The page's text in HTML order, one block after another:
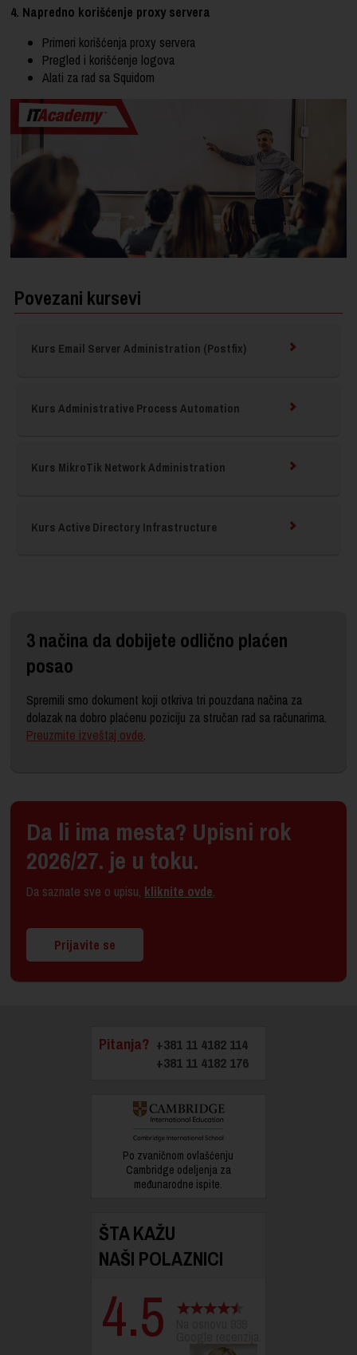
4. Napredno korišćenje proxy servera
Primeri korišćenja proxy servera
Pregled i korišćenje logova
Alati za rad sa Squidom
Povezani kursevi
Kurs Email Server Administration (Postfix)
Kurs Administrative Process Automation
Kurs MikroTik Network Administration
Kurs Active Directory Infrastructure
3 načina da dobijete odlično plaćen
posao
Spremili smo dokument koji otkriva tri pouzdana načina za
dolazak na dobro plaćenu poziciju za stručan rad sa računarima.
Preuzmite izveštaj ovde.
Da li ima mesta? Upisni rok
2026/27. je u toku.
Da saznate sve o upisu, kliknite ovde.
Prijavite se
Pitanja? +381 11 4182 114
+381 11 4182 176
Po zvaničnom ovlašćenju
Cambridge odeljenja za
međunarodne ispite.
ŠTA KAŽU
NAŠI POLAZNICI
4.5